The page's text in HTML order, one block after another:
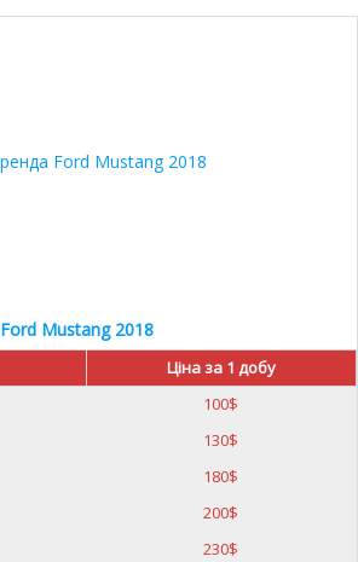
Ford Mustang 2018
Ціна за 1 добу
100$
130$
180$
200$
230$